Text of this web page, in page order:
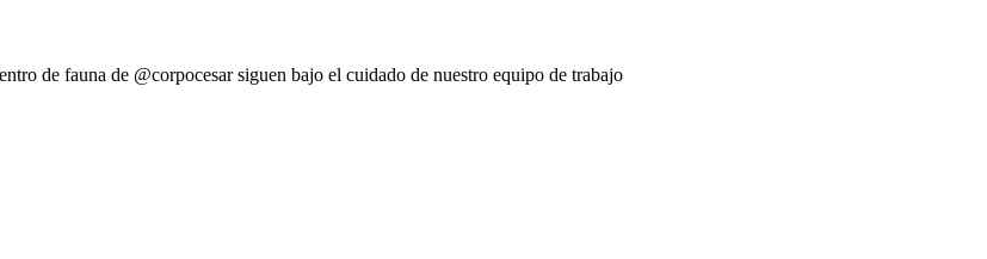
de fauna de @corpocesar siguen bajo el cuidado de nuestro equipo de trabajo